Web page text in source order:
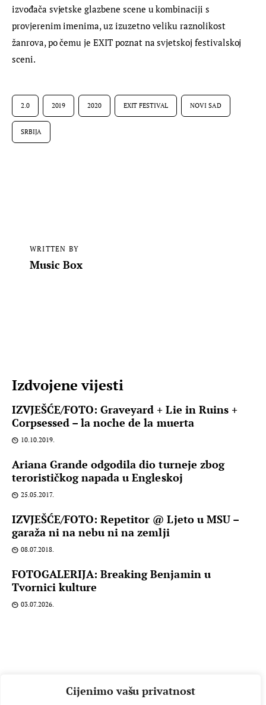
Cijenimo vašu privatnost
izvođača svjetske glazbene scene u kombinaciji s
provjerenim imenima, uz izuzetno veliku raznolikost
žanrova, po čemu je EXIT poznat na svjetskoj festivalskoj
sceni.
2.0 2019 2020 EXIT FESTIVAL NOVI SAD
SRBIJA
WRITTEN BY
Music Box
Izdvojene vijesti
IZVJEŠĆE/FOTO: Graveyard + Lie in Ruins +
Corpsessed – la noche de la muerta
10.10.2019.
Ariana Grande odgodila dio turneje zbog
terorističkog napada u Engleskoj
25.05.2017.
IZVJEŠĆE/FOTO: Repetitor @ Ljeto u MSU –
garaža ni na nebu ni na zemlji
08.07.2018.
FOTOGALERIJA: Breaking Benjamin u
Tvornici kulture
03.07.2026.